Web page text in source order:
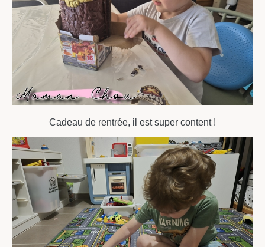
Cadeau de rentrée, il est super content !